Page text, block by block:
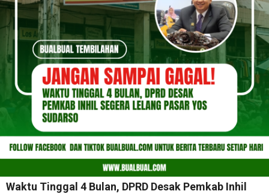
Waktu Tinggal 4 Bulan, DPRD Desak Pemkab Inhil